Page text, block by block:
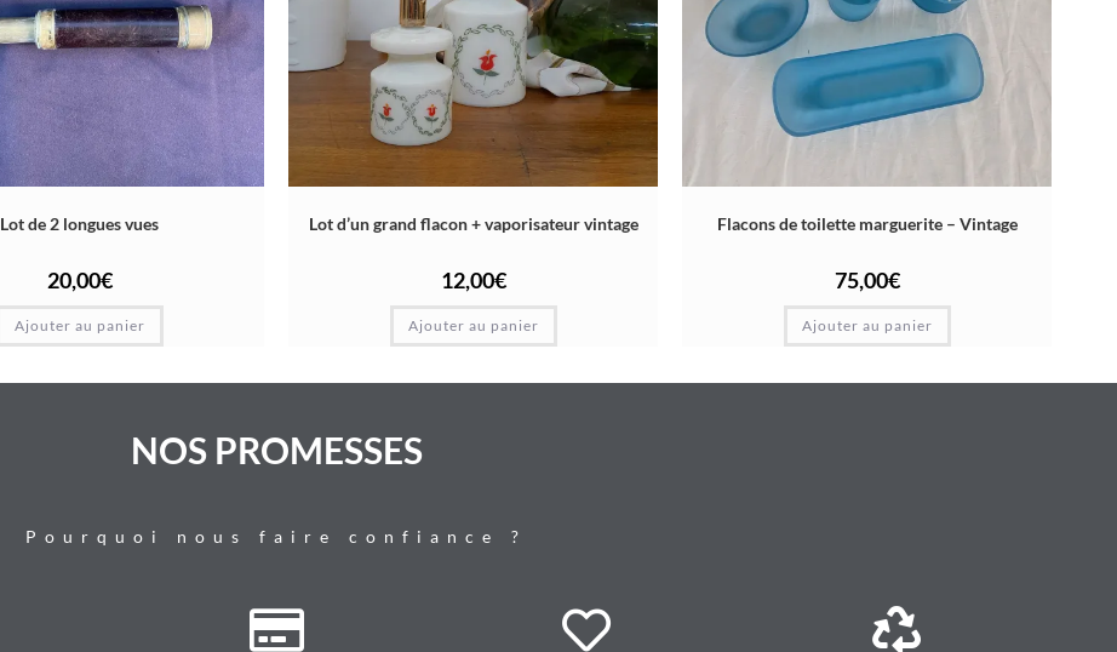
Lot de 2 longues vues
20,00€
Ajouter au panier
Lot d’un grand flacon + vaporisateur vintage
12,00€
Ajouter au panier
Flacons de toilette marguerite – Vintage
75,00€
Ajouter au panier
NOS PROMESSES
Pourquoi nous faire confiance ?